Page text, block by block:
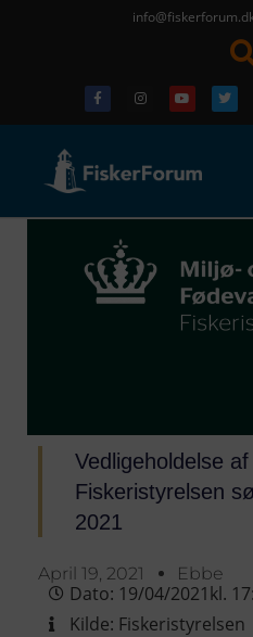
Vedligeholdelse
Fiskeristyrelsen
2021
April 19, 2021 Ebbe
Dato: 19/04/2021kl.
Kilde: Fiskeristyrelsen